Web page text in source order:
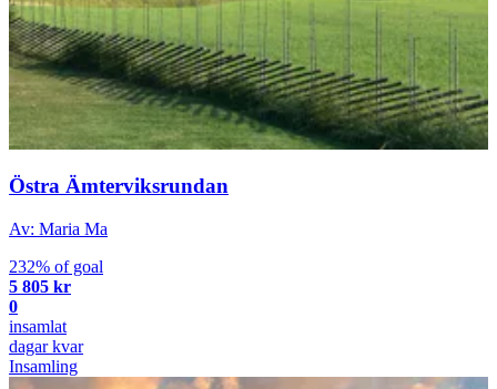
Östra Ämterviksrundan
Av: Maria Ma
232% of goal
5 805 kr
0
insamlat
dagar kvar
Insamling